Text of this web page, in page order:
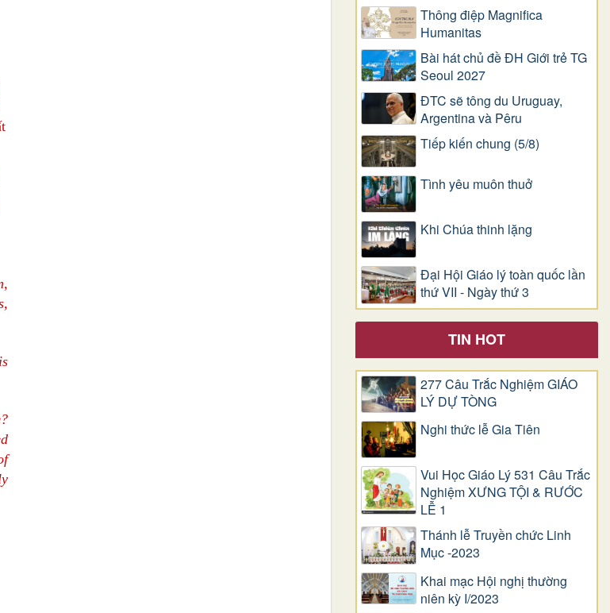
Thông điệp Magnifica
Humanitas
Bài hát chủ đề ĐH Giới trẻ TG
Seoul 2027
ĐTC sẽ tông du Uruguay,
Argentina và Pêru
Tiếp kiến chung (5/8)
Tình yêu muôn thuở
Khi Chúa thinh lặng
Đại Hội Giáo lý toàn quốc lần
thứ VII - Ngày thứ 3
TIN HOT
277 Câu Trắc Nghiệm GIÁO
LÝ DỰ TÒNG
Nghi thức lễ Gia Tiên
Vui Học Giáo Lý 531 Câu Trắc
Nghiệm XƯNG TỘI & RƯỚC
LỄ 1
Thánh lễ Truyền chức Linh
Mục -2023
Khai mạc Hội nghị thường
niên kỳ I/2023